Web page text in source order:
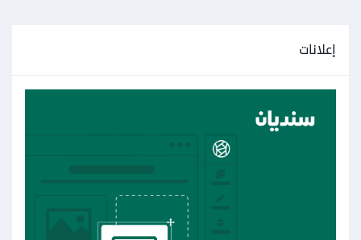
إعلانات